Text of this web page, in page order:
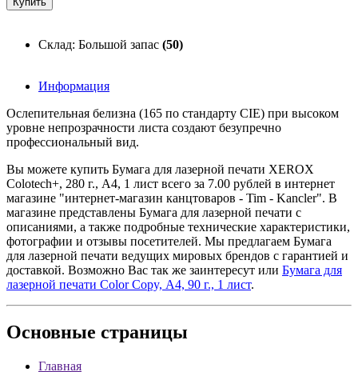
Склад: Большой запас (50)
Информация
Ослепительная белизна (165 по стандарту CIE) при высоком
уровне непрозрачности листа создают безупречно
профессиональный вид.
Вы можете купить Бумага для лазерной печати XEROX
Colotech+, 280 г., A4, 1 лист всего за 7.00 рублей в интернет
магазине "интернет-магазин канцтоваров - Tim - Kancler". В
магазине представлены Бумага для лазерной печати с
описаниями, а также подробные технические характеристики,
фотографии и отзывы посетителей. Мы предлагаем Бумага
для лазерной печати ведущих мировых брендов с гарантией и
доставкой. Возможно Вас так же заинтересут или Бумага для
лазерной печати Color Copy, А4, 90 г., 1 лист.
Основные страницы
Главная